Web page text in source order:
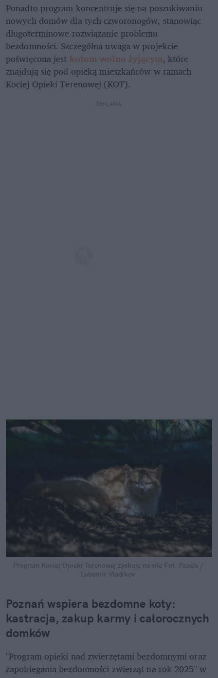
Ponadto program koncentruje się na poszukiwaniu
nowych domów dla tych czworonogów, stanowiąc
długoterminowe rozwiązanie problemu
bezdomności. Szczególna uwaga w projekcie
poświęcona jest kotom wolno żyjącym, które
znajdują się pod opieką mieszkańców w ramach
Kociej Opieki Terenowej (KOT).
REKLAMA
Program Kociej Opieki Terenowej zyskuje na sile Fot. Pexels /
Lubomir Vladikov
Poznań wspiera bezdomne koty:
kastracja, zakup karmy i całorocznych
domków
"Program opieki nad zwierzętami bezdomnymi oraz
zapobiegania bezdomności zwierząt na rok 2025" w